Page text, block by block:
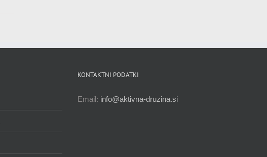
KONTAKTNI PODATKI
Email: info@aktivna-druzina.si